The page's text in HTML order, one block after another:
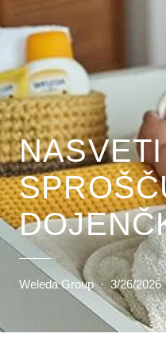
Weleda Group · 3/26/2026